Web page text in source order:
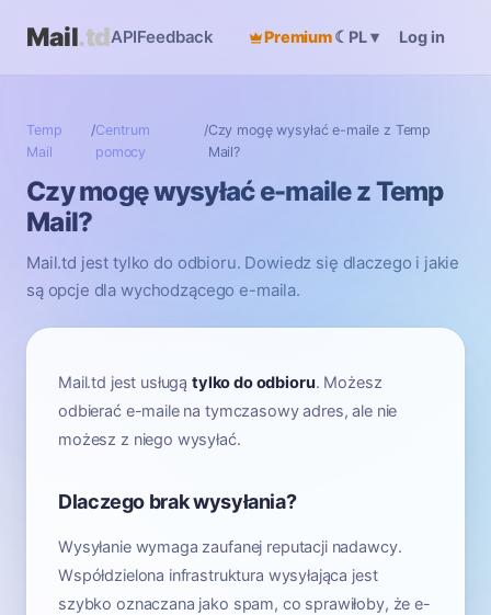
Mail.tdAPIFeedback Premium☾ PL▾ Log in
Temp
Mail
/Centrum
pomocy
/Czy mogę wysyłać e-maile z Temp
Mail?
Czy mogę wysyłać e-maile z Temp
Mail?
Mail.td jest tylko do odbioru. Dowiedz się dlaczego i jakie
są opcje dla wychodzącego e-maila.
Mail.td jest usługą tylko do odbioru. Możesz
odbierać e-maile na tymczasowy adres, ale nie
możesz z niego wysyłać.
Dlaczego brak wysyłania?
Wysyłanie wymaga zaufanej reputacji nadawcy.
Współdzielona infrastruktura wysyłająca jest
szybko oznaczana jako spam, co sprawiłoby, że e-